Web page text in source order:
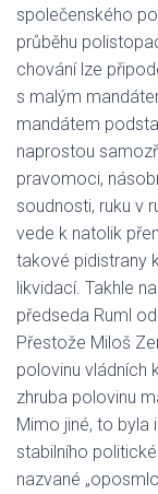
společenského
průběhu
chování lze
s malým
mandátem
naprostou
pravomoci,
soudnosti, ruku v
vede k natolik
takové pidistrany
likvidací. Takhle
předseda Ruml
Přestože Miloš
polovinu vládních
zhruba polovinu
Mimo jiné, to byla
stabilního
nazvané